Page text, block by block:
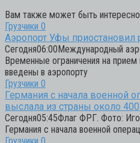
Вам также может быть интересно
Грузчики 0
Аэропорт Уфы приостановил
Сегодня06:00Международный
Временные ограничения на
введены в аэропорту
Грузчики 0
Германия с начала военной
выслала из страны около
Сегодня05:45Флаг ФРГ. Фото:
Германия с начала военной